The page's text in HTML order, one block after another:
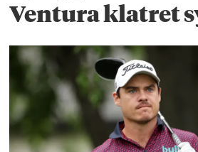
Ventura klatret